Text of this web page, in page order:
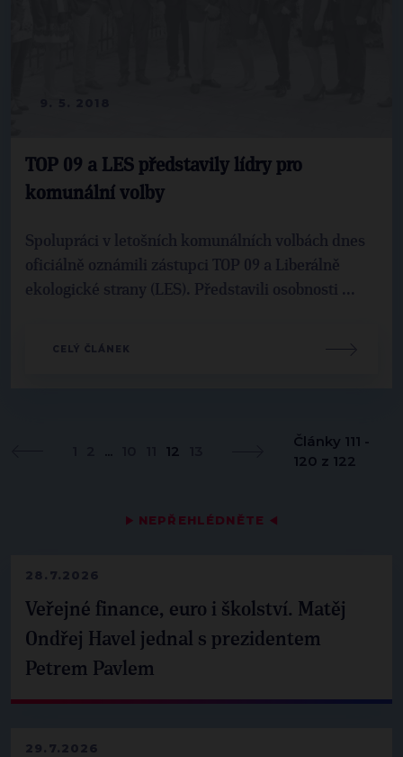
▶ NEPŘEHLÉDNĚTE ◀
28.7.2026
Veřejné finance, euro i školství. Matěj
Ondřej Havel jednal s prezidentem
Petrem Pavlem
29.7.2026
TOP 09 a LES představily lídry pro
komunální volby
Spolupráci v letošních komunálních volbách dnes
oficiálně oznámili zástupci TOP 09 a Liberálně
ekologické strany (LES). Představili osobnosti ...
CELÝ ČLÁNEK
... 12
Články 111 -
120 z 122